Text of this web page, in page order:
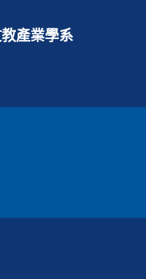
產業學系